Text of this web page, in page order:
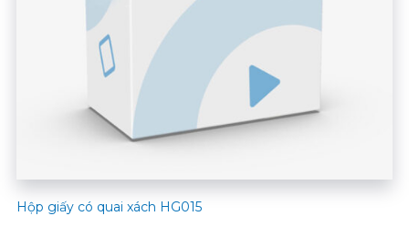
Hộp giấy có quai xách HG015